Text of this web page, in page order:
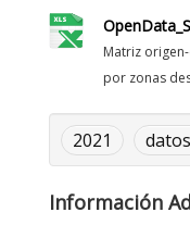
Matriz
por zonas
2021
Información